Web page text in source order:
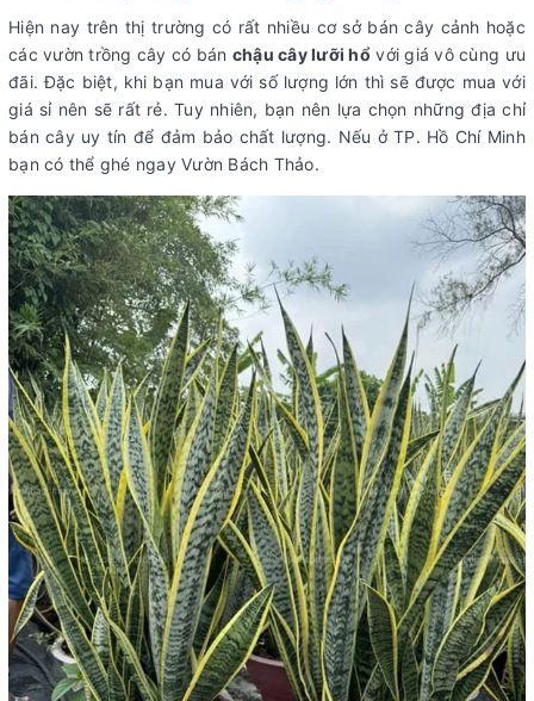
Hiện nay trên thị trường có rất nhiều cơ sở bán cây cảnh hoặc
các vườn trồng cây có bán chậu cây lưỡi hổ với giá vô cùng ưu
đãi. Đặc biệt, khi bạn mua với số lượng lớn thì sẽ được mua với
giá sỉ nên sẽ rất rẻ. Tuy nhiên, bạn nên lựa chọn những địa chỉ
bán cây uy tín để đảm bảo chất lượng. Nếu ở TP. Hồ Chí Minh
bạn có thể ghé ngay Vườn Bách Thảo.